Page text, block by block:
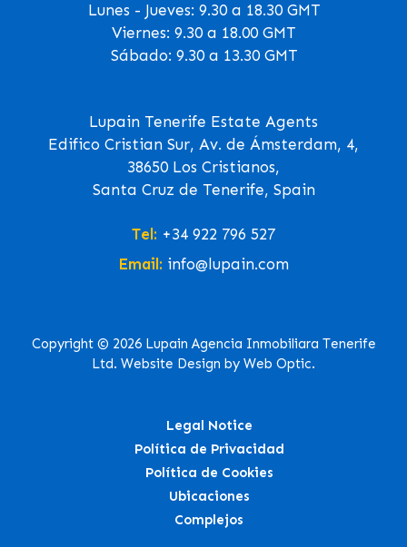
Lunes - Jueves: 9.30 a 18.30 GMT
Viernes: 9.30 a 18.00 GMT
Sábado: 9.30 a 13.30 GMT
Lupain Tenerife Estate Agents
Edifico Cristian Sur, Av. de Ámsterdam, 4,
38650 Los Cristianos,
Santa Cruz de Tenerife, Spain
Tel: +34 922 796 527
Email: info@lupain.com
Copyright © 2026 Lupain Agencia Inmobiliara Tenerife
Ltd. Website Design by Web Optic.
Legal Notice
Política de Privacidad
Política de Cookies
Ubicaciones
Complejos